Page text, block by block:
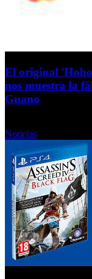
El original
nos muestra la
Guano
Noticias